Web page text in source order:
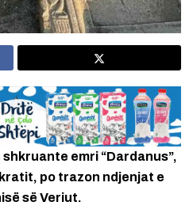
emri “Dardanus”,
po trazon ndjenjat e
së Veriut.